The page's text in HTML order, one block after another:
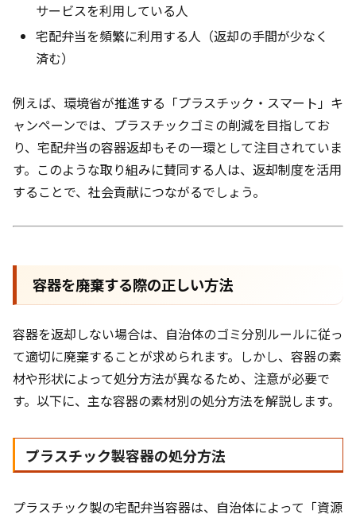
サービスを利用している人
宅配弁当を頻繁に利用する人（返却の手間が少なく
済む）
例えば、環境省が推進する「プラスチック・スマート」キ
ャンペーンでは、プラスチックゴミの削減を目指してお
り、宅配弁当の容器返却もその一環として注目されていま
す。このような取り組みに賛同する人は、返却制度を活用
することで、社会貢献につながるでしょう。
容器を廃棄する際の正しい方法
容器を返却しない場合は、自治体のゴミ分別ルールに従っ
て適切に廃棄することが求められます。しかし、容器の素
材や形状によって処分方法が異なるため、注意が必要で
す。以下に、主な容器の素材別の処分方法を解説します。
プラスチック製容器の処分方法
プラスチック製の宅配弁当容器は、自治体によって「資源